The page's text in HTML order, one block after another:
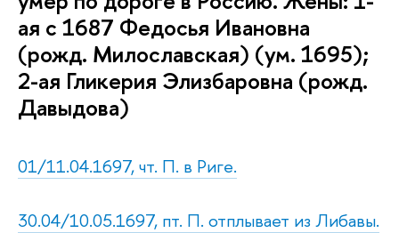
ая c 1687 Федосья Ивановна
(рожд. Милославская) (ум. 1695);
2-ая Гликерия Элизбаровна (рожд.
Давыдова)
01/11.04.1697, чт. П. в Риге.
30.04/10.05.1697, пт. П. отплывает из Либавы.